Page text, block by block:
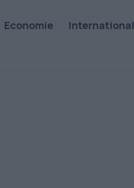
Economie International